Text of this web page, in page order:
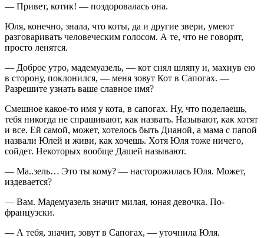
— Привет, котик! — поздоровалась она.
Юля, конечно, знала, что коты, да и другие звери, умеют
разговаривать человеческим голосом. А те, что не говорят,
просто ленятся.
— Доброе утро, мадемуазель, — кот снял шляпу и, махнув ею
в сторону, поклонился, — меня зовут Кот в Сапогах. —
Разрешите узнать ваше славное имя?
Смешное какое-то имя у кота, в сапогах. Ну, что поделаешь,
тебя никогда не спрашивают, как назвать. Называют, как хотят
и все. Ей самой, может, хотелось быть Дианой, а мама с папой
назвали Юлей и живи, как хочешь. Хотя Юля тоже ничего,
сойдет. Некоторых вообще Дашей называют.
— Ма..зель… Это ты кому? — насторожилась Юля. Может,
издевается?
— Вам. Мадемуазель значит милая, юная девочка. По-
французски.
— А тебя, значит, зовут в Сапогах, — уточнила Юля.